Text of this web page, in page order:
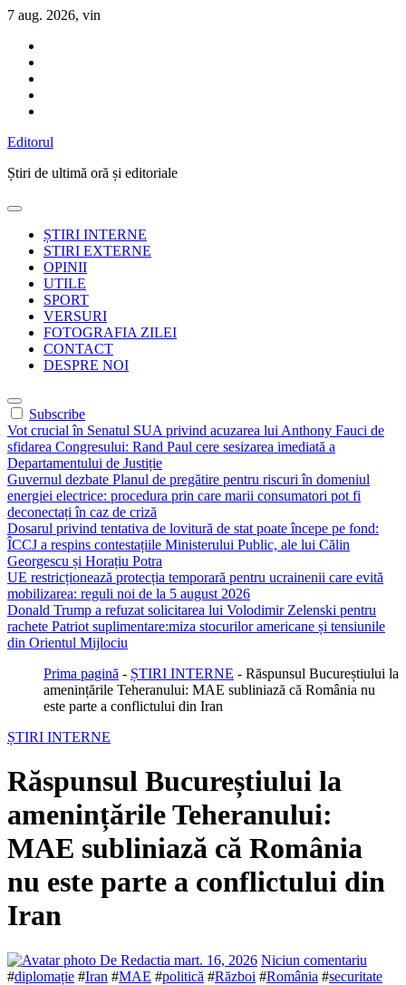
Sari
conținut
7 aug. 2026, vin
Editorul
Știri de ultimă oră și editoriale
ȘTIRI INTERNE
STIRI EXTERNE
OPINII
UTILE
SPORT
VERSURI
FOTOGRAFIA ZILEI
CONTACT
DESPRE NOI
Subscribe
Vot crucial în Senatul SUA privind acuzarea lui Anthony Fauci de
sfidarea Congresului: Rand Paul cere sesizarea imediată a
Departamentului de Justiție
Guvernul dezbate Planul de pregătire pentru riscuri în domeniul
energiei electrice: procedura prin care marii consumatori pot fi
deconectați în caz de criză
Dosarul privind tentativa de lovitură de stat poate începe pe fond:
ÎCCJ a respins contestațiile Ministerului Public, ale lui Călin
Georgescu și Horațiu Potra
UE restricționează protecția temporară pentru ucrainenii care evită
mobilizarea: reguli noi de la 5 august 2026
Donald Trump a refuzat solicitarea lui Volodimir Zelenski pentru
rachete Patriot suplimentare:miza stocurilor americane și tensiunile
din Orientul Mijlociu
Prima pagină - ȘTIRI INTERNE - Răspunsul Bucureștiului la
amenințările Teheranului: MAE subliniază că România nu
este parte a conflictului din Iran
ȘTIRI INTERNE
Răspunsul Bucureștiului la
amenințările Teheranului:
MAE subliniază că România
nu este parte a conflictului din
Iran
De Redactia mart. 16, 2026 Niciun comentariu
#diplomație #Iran #MAE #politică #Război #România #securitate